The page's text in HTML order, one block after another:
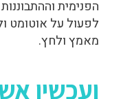
הפנימית
לפעול על אוטומט
מאמץ ולחץ.
ועכשיו